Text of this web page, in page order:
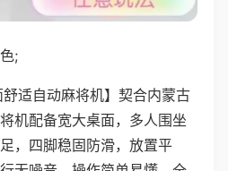
;
舒适自动麻将机】契合内蒙古
机配备宽大桌面，多人围坐
，四脚稳固防滑，放置平